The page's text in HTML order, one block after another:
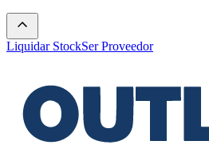
Liquidar StockSer Proveedor